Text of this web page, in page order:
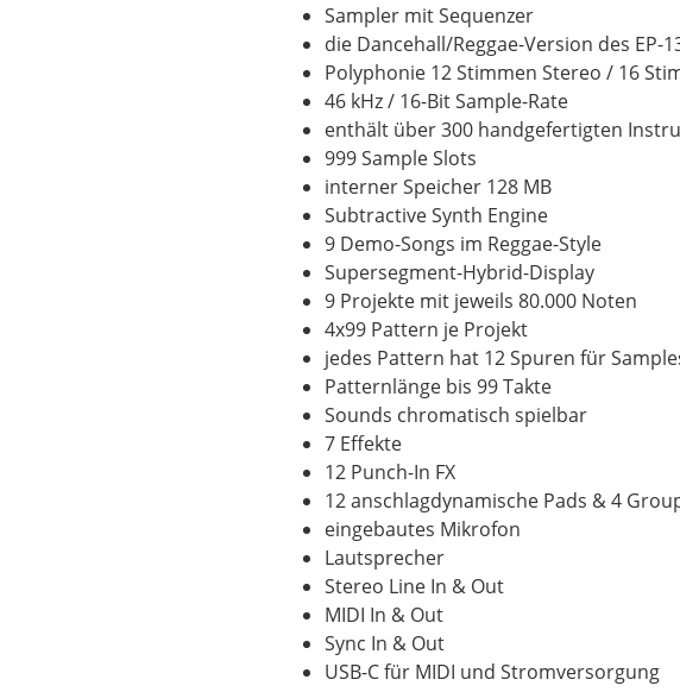
Sampler mit Sequenzer
die Dancehall/Reggae-Version des EP-
Polyphonie 12 StimmenStereo / 16
46 kHz / 16-Bit Sample-Rate
enthält über 300 handgefertigten
999 Sample Slots
interner Speicher 128 MB
Subtractive Synth Engine
9 Demo-Songs im Reggae-Style
Supersegment-Hybrid-Display
9 Projekte mit jeweils 80.000 Noten
4x99 Pattern je Projekt
jedes Pattern hat 12 Spuren für
Patternlänge bis 99 Takte
Sounds chromatisch spielbar
7 Effekte
12 Punch-In FX
12 anschlagdynamische Pads & 4
eingebautes Mikrofon
Lautsprecher
Stereo Line In & Out
MIDI In & Out
Sync In & Out
USB-C für MIDI und Stromversorgung